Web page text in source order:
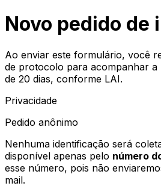
Novo pedido de
Ao enviar este formulário, você
de protocolo para acompanhar a
de 20 dias, conforme LAI.
Privacidade
Pedido anônimo
Nenhuma identificação será
disponível apenas pelo número
esse número, pois não
mail.